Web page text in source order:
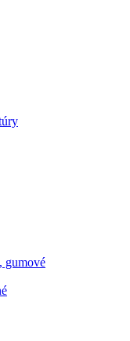
gumové